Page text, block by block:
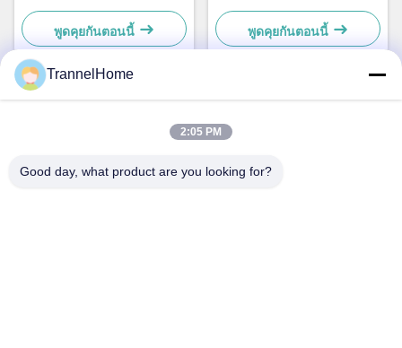
ฐานฐานและรูปทรงกลม
φ90×75 ซม สําหรับ 2-4 คน
พูดคุยกันตอนนี้
160x90x76 ซม. สำหรับพื้นที่
รับประทานอาหารที่หรูหรา
พูดคุยกันตอนนี้
ที่อยู่
TrannelHome
2:05 PM
Good day, what product are you looking for?